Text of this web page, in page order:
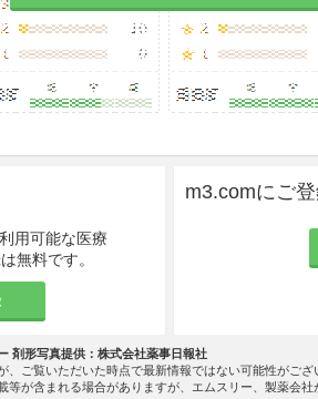
科手術及びX線コンピュータ断層撮
機器の添付文書を必ず参照すること。
の注意
「液化ガス」のため，容器は立てて
ルブは静かに開閉する。
粗暴な取扱いをせず，転倒，転落等
に，安定した床に倒れないように置き
管等の取付部は，使用に先立ち漏
用可能な医療
無料です。
m3.comにご
剤形写真提供：株式会社薬事日報社
、ご覧いただいた時点で最新情報ではない可能性がご
等が含まれる場合がありますが、エムスリー、製薬会社